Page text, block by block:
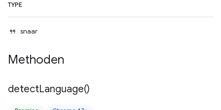
TYPE
snaar
Methoden
detectLanguage()